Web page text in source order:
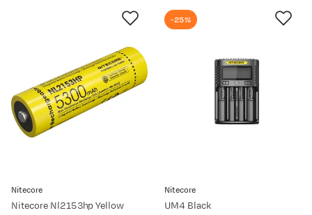
Nitecore
Nitecore Nl2153hp Yellow
Nitecore
UM4 Black
-25%